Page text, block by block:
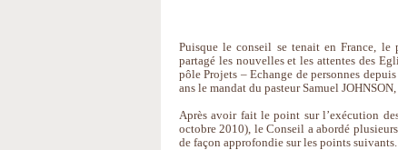
Puisque le conseil se tenait en France, le
partagé les nouvelles et les attentes des
pôle Projets – Echange de personnes
ans le mandat du pasteur Samuel
Après avoir fait le point sur l’exécution
octobre 2010), le Conseil a abordé
de façon approfondie sur les points suivants.